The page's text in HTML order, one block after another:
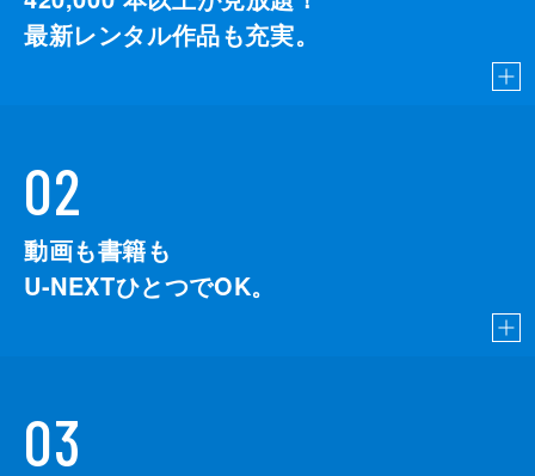
最新レンタル作品も充実。
02
動画も書籍も
U-NEXTひとつでOK。
03